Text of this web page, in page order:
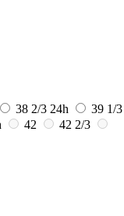
38 2/3 24h
39 1/3
42
42 2/3